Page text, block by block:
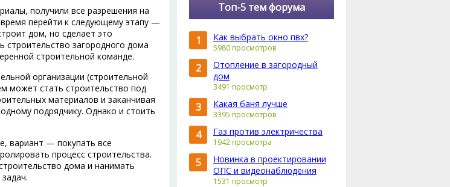
получили все разрешения на
перейти к следующему этапу —
дом, но сделает это
строительство загородного дома
строительной команде.
организации (строительной
может стать строительство под
материалов и заканчивая
подрядчику. Однако и стоить
вариант — покупать все
процесс строительства.
дома и нанимать
Топ-5 тем форума
1 Как выбрать окно пвх?
5980 просмотров
2
Отопление в загородный
дом
3491 просмотр
3 Какая баня лучше
3395 просмотров
4 Газ против электричества
1942 просмотра
5
Новинка в проектировании
ОПС и видеонаблюдения
1531 просмотр